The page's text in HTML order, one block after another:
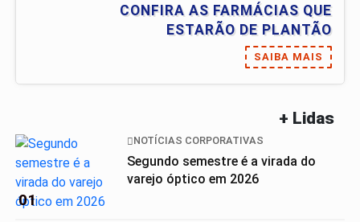
CONFIRA AS FARMÁCIAS QUE
ESTARÃO DE PLANTÃO
SAIBA MAIS
+ Lidas
01
NOTÍCIAS CORPORATIVAS
Segundo semestre é a virada do
varejo óptico em 2026